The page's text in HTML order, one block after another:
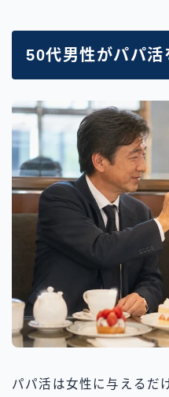
50代男性がパパ活
パパ活は女性に与えるだ